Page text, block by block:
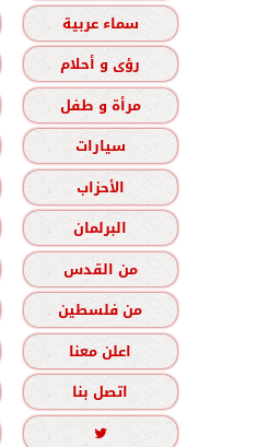
سماء عربية
رؤى و أحلام
مرأة و طفل
سيارات
الأحزاب
البرلمان
من القدس
من فلسطين
اعلن معنا
اتصل بنا
